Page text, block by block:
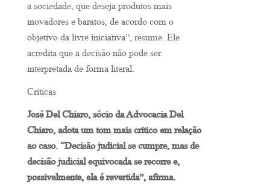
a sociedade, que deseja produtos mais
inovadores e baratos, de acordo com o
objetivo da livre iniciativa”, resume. Ele
acredita que a decisão não pode ser
interpretada de forma literal.
Críticas
José Del Chiaro, sócio da Advocacia Del
Chiaro, adota um tom mais crítico em relação
ao caso. “Decisão judicial se cumpre, mas de
decisão judicial equivocada se recorre e,
possivelmente, ela é revertida”, afirma.